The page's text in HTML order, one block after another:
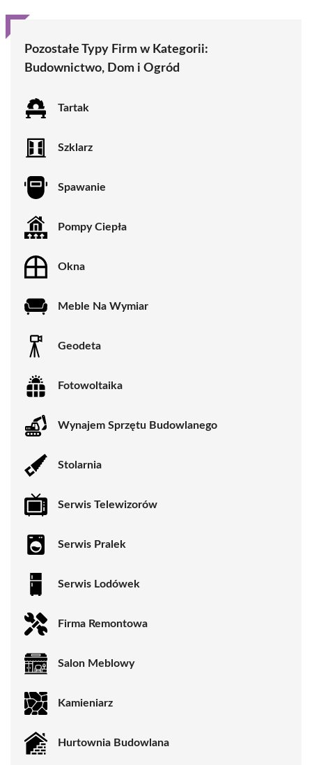
Pozostałe Typy Firm w Kategorii:
Budownictwo, Dom i Ogród
Tartak
Szklarz
Spawanie
Pompy Ciepła
Okna
Meble Na Wymiar
Geodeta
Fotowoltaika
Wynajem Sprzętu Budowlanego
Stolarnia
Serwis Telewizorów
Serwis Pralek
Serwis Lodówek
Firma Remontowa
Salon Meblowy
Kamieniarz
Hurtownia Budowlana